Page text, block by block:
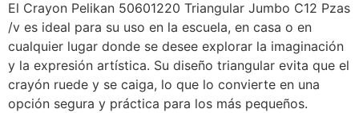
El Crayon Pelikan 50601220 Triangular Jumbo C12 Pzas
/v es ideal para su uso en la escuela, en casa o en
cualquier lugar donde se desee explorar la imaginación
y la expresión artística. Su diseño triangular evita que el
crayón ruede y se caiga, lo que lo convierte en una
opción segura y práctica para los más pequeños.